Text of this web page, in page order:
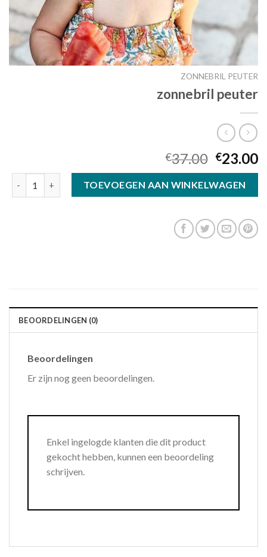
ZONNEBRIL PEUTER
zonnebril peuter
€37.00 €23.00
zonnebril peuter aantalTOEVOEGEN AAN WINKELWAGEN
BEOORDELINGEN (0)
Beoordelingen
Er zijn nog geen beoordelingen.
Enkel ingelogde klanten die dit product
gekocht hebben, kunnen een beoordeling
schrijven.